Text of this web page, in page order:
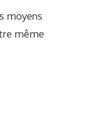
moyens
même